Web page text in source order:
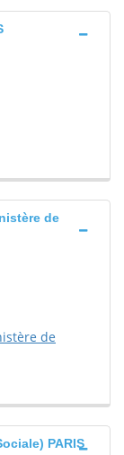
de
de
PARIS